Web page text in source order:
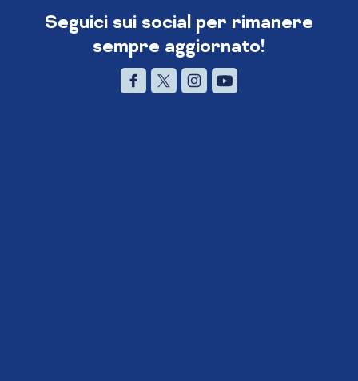
Seguici sui social per rimanere
sempre aggiornato!